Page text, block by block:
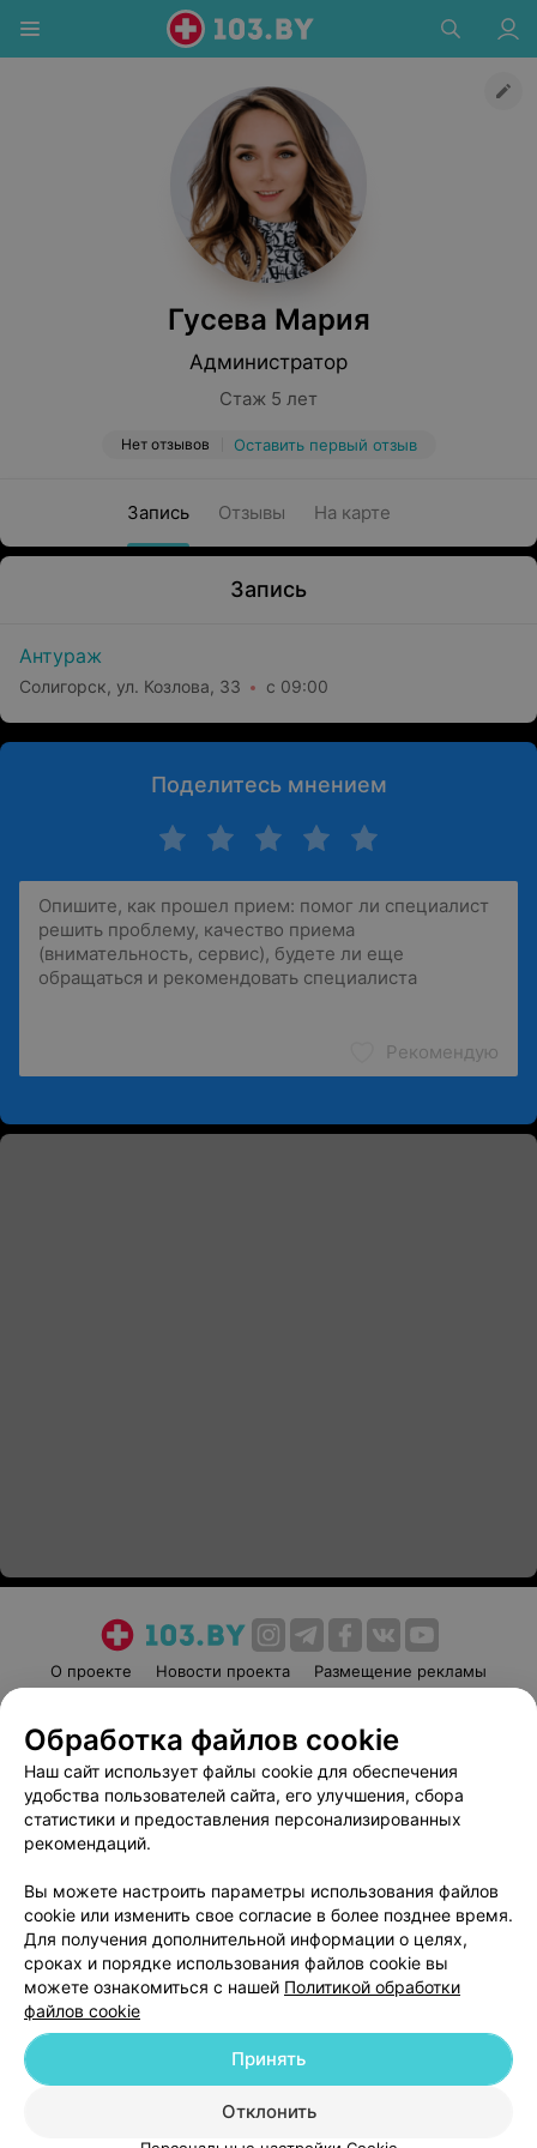
Гусева Мария
Администратор
Стаж 5 лет
Нет отзывов Оставить первый отзыв
Запись Отзывы На карте
Запись
Антураж
Солигорск, ул. Козлова, 33 с 09:00
Поделитесь мнением
Рекомендую
О проекте Новости проекта
Размещение рекламы
Пользовательское соглашение
Способы оплаты
Вакансии
Партнеры
Написать руководителю 103.by
Обработка персональных данных
© 2026 ООО «Артокс Лаб», УНП 191700409
| 220012, Республика Беларусь,
Служба поддержки +375 291212755
Обработка файлов cookie
Наш сайт использует файлы cookie для обеспечения
удобства пользователей сайта, его улучшения, сбора
статистики и предоставления персонализированных
рекомендаций.
Вы можете настроить параметры использования файлов
cookie или изменить свое согласие в более позднее время.
Для получения дополнительной информации о целях,
сроках и порядке использования файлов cookie вы
можете ознакомиться с нашей Политикой обработки
файлов cookie
Отклонить
Принять